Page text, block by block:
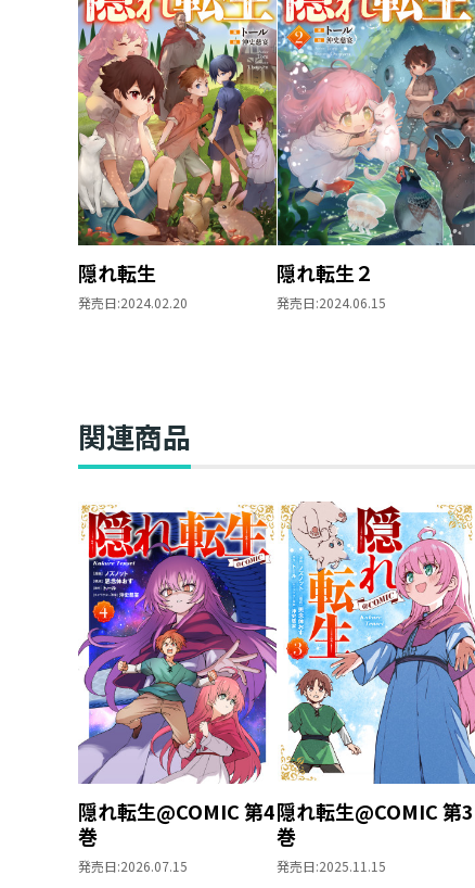
隠れ転生
発売日:2024.02.20
隠れ転生２
発売日:2024.06.15
関連商品
隠れ転生@COMIC 第4
巻
発売日:2026.07.15
隠れ転生@COMIC 第3
巻
発売日:2025.11.15